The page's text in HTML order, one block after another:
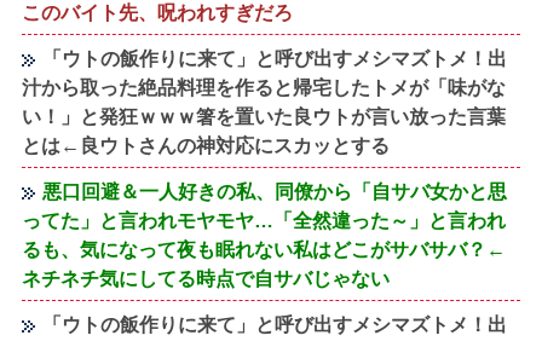
このバイト先、呪われすぎだろ
「ウトの飯作りに来て」と呼び出すメシマズトメ！出
汁から取った絶品料理を作ると帰宅したトメが「味がな
い！」と発狂ｗｗｗ箸を置いた良ウトが言い放った言葉
とは←良ウトさんの神対応にスカッとする
悪口回避＆一人好きの私、同僚から「自サバ女かと思
ってた」と言われモヤモヤ…「全然違った～」と言われ
るも、気になって夜も眠れない私はどこがサバサバ？←
ネチネチ気にしてる時点で自サバじゃない
「ウトの飯作りに来て」と呼び出すメシマズトメ！出